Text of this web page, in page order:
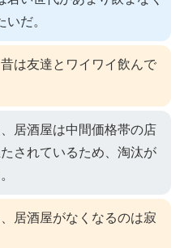
だ。
は友達とワイワイ飲んで
居酒屋は中間価格帯の店
されているため、淘汰が
居酒屋がなくなるのは寂